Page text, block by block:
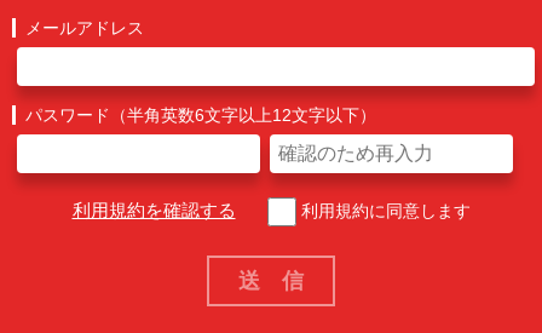
メールアドレス
パスワード（半角英数6文字以上12文字以下）
利用規約を確認する 利用規約に同意します